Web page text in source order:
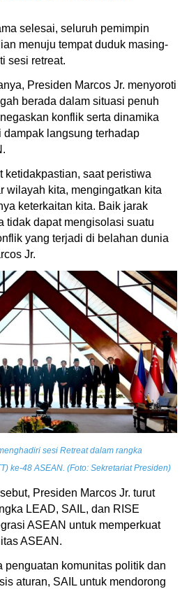
selesai, seluruh pemimpin
menuju tempat duduk masing-
sesi retreat.
Presiden Marcos Jr. menyoroti
berada dalam situasi penuh
konflik serta dinamika
langsung terhadap
ketidakpastian, saat peristiwa
wilayah kita, mengingatkan kita
keterkaitan kita. Baik jarak
tidak dapat mengisolasi suatu
yang terjadi di belahan dunia
Jr.
sesi Retreat dalam rangka
ke-48 ASEAN. (Foto: Sekretariat Presiden)
Presiden Marcos Jr. turut
LEAD, SAIL, dan RISE
ASEAN untuk memperkuat
ASEAN.
penguatan komunitas politik dan
aturan, SAIL untuk mendorong